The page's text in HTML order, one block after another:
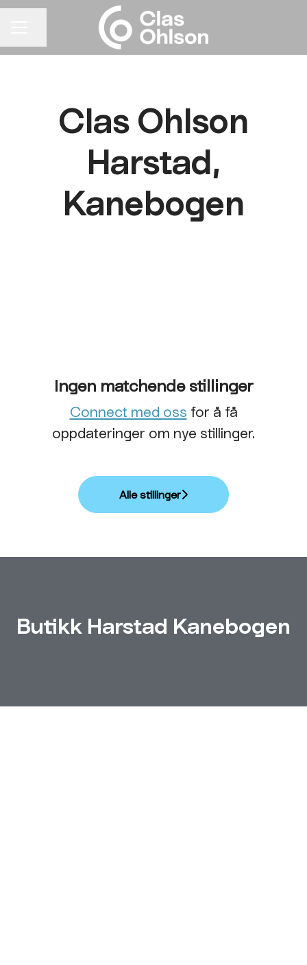
Clas Ohlson
Harstad,
Kanebogen
Ingen matchende stillinger
Connect med oss for å få
oppdateringer om nye stillinger.
Alle stillinger
Butikk Harstad Kanebogen